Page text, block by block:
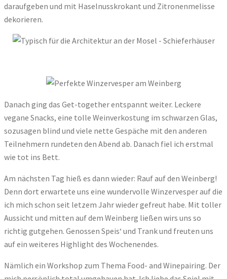
daraufgeben und mit Haselnusskrokant und Zitronenmelisse
dekorieren.
Danach ging das Get-together entspannt weiter. Leckere
vegane Snacks, eine tolle Weinverkostung im schwarzen Glas,
sozusagen blind und viele nette Gespäche mit den anderen
Teilnehmern rundeten den Abend ab. Danach fiel ich erstmal
wie tot ins Bett.
Am nächsten Tag hieß es dann wieder: Rauf auf den Weinberg!
Denn dort erwartete uns eine wundervolle Winzervesper auf die
ich mich schon seit letzem Jahr wieder gefreut habe. Mit toller
Aussicht und mitten auf dem Weinberg ließen wirs uns so
richtig gutgehen. Genossen Speis‘ und Trank und freuten uns
auf ein weiteres Highlight des Wochenendes.
Nämlich ein Workshop zum Thema Food- and Winepairing. Der